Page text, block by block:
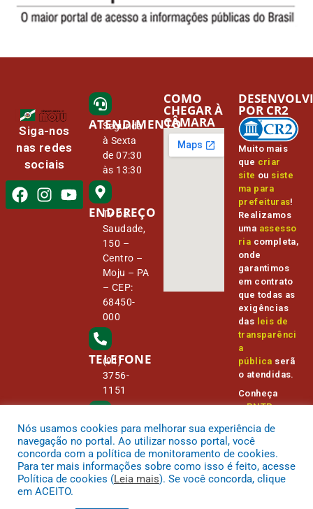
Siga-nos
nas redes
sociais
ATENDIMENTO
Segunda
à Sexta
de 07:30
às 13:30
ENDEREÇO
Tv Da
Saudade,
150 –
Centro –
Moju – PA
– CEP:
68450-
000
TELEFONE
(91)
3756-
1151
E-MAIL
camara@
cmmoju.p
a.gov.br
COMO
CHEGAR À
CÂMARA
Muito mais
que criar
site ou siste
ma para
prefeituras!
Realizamos
uma assesso
ria completa,
onde
garantimos
em contrato
que todas as
exigências
das leis de
transparênci
a
pública serã
o atendidas.
Conheça
oPNTPe
Transparênc
ia Pública
POR CR2
Nós usamos cookies para melhorar sua experiência de
navegação no portal. Ao utilizar nosso portal, você
concorda com a política de monitoramento de cookies.
Para ter mais informações sobre como isso é feito, acesse
Política de cookies (Leia mais). Se você concorda, clique
em ACEITO.